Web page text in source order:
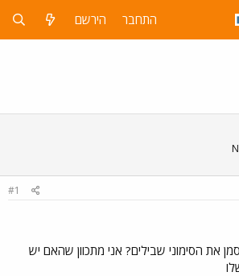
התחבר הירשם
#1
את הסימוני שבילים? אני מתכוון שהאם יש